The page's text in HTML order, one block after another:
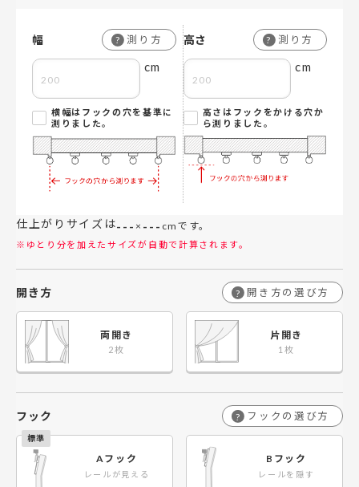
幅 ? 測り方
cm
横幅はフックの穴を基準に
測りました。
高さ ? 測り方
cm
高さはフックをかける穴か
ら測りました。
仕上がりサイズは--- × --- cmです。
※ゆとり分を加えたサイズが自動で計算されます。
開き方 ? 開き方の選び方
両開き 片開き
フック ? フックの選び方
Aフック
レールが見える
Bフック
レールを隠す